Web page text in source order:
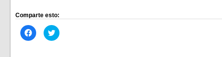
Comparte esto:
Haz
clic
Haz
clic